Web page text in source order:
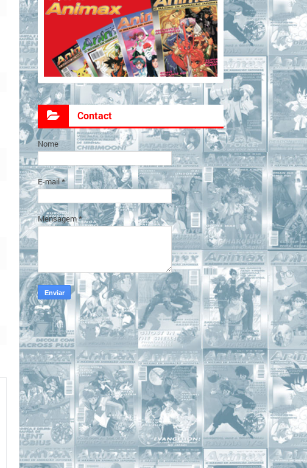
Contact
Nome
E-mail*
Mensagem*